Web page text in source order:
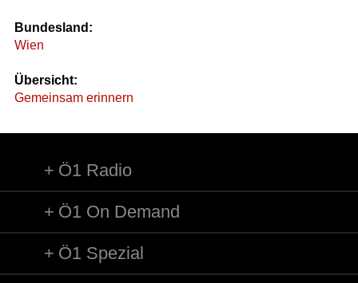
Bundesland:
Wien
Übersicht:
Gemeinsam erinnern
Ö1 Radio
Ö1 On Demand
Ö1 Spezial